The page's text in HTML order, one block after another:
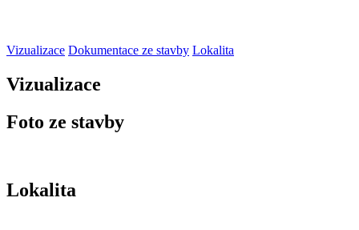
Vizualizace Dokumentace ze stavby Lokalita
Vizualizace
Foto ze stavby
Lokalita